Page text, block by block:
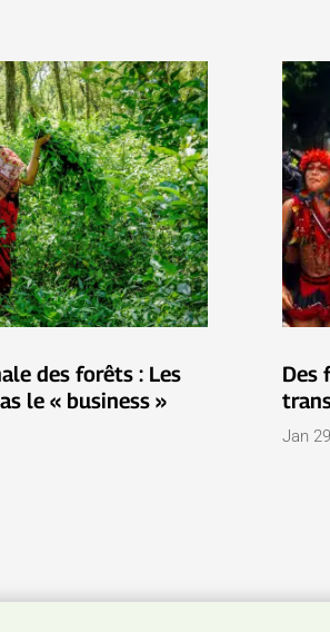
des forêts : Les
le « business »
Des
Jan